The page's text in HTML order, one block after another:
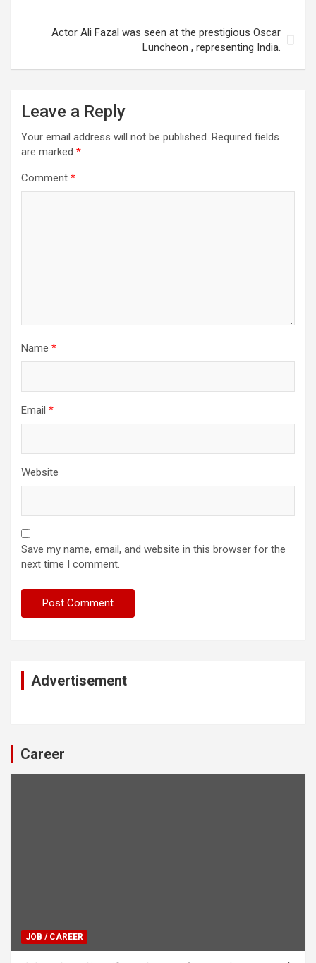
p
p
o
k
m
Actor Ali Fazal was seen at the prestigious Oscar
Luncheon , representing India.
Leave a Reply
Your email address will not be published. Required fields
are marked *
Comment *
Name *
Email *
Website
Save my name, email, and website in this browser for the
next time I comment.
Advertisement
Career
JOB / CAREER